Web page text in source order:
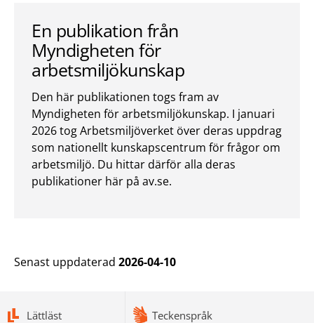
En publikation från
Myndigheten för
arbetsmiljökunskap
Den här publikationen togs fram av
Myndigheten för arbetsmiljökunskap. I januari
2026 tog Arbetsmiljöverket över deras uppdrag
som nationellt kunskapscentrum för frågor om
arbetsmiljö. Du hittar därför alla deras
publikationer här på av.se.
Senast uppdaterad 2026-04-10
Lättläst Teckenspråk